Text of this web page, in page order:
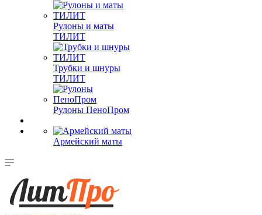
Рулоны и маты
ТИЛИТ
Трубки и шнуры
ТИЛИТ
Рулоны ПеноПром
Армейский маты